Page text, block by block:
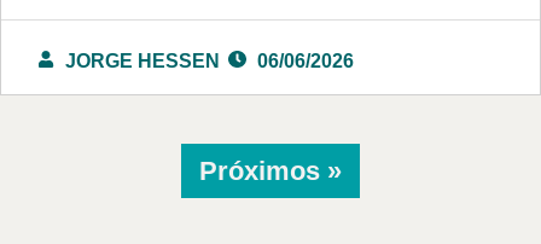
JORGE HESSEN 06/06/2026
Próximos »